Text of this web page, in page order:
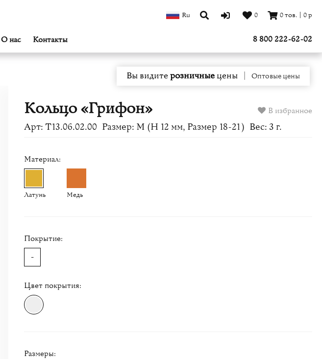
О нас Контакты
Ru 0 0тов. 0р
8 800 222-62-02
Вы видитерозничныецены Оптовые цены
В избранное
Кольцо «Грифон»
Арт: Т13.06.02.00 Размер: M (H 12 мм, Размер 18-21) Вес: 3 г.
Материал:
Латунь Медь
Покрытие:
-
Цвет покрытия:
Размеры: